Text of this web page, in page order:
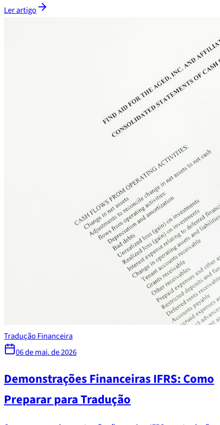
Ler artigo
Tradução Financeira
06 de mai. de 2026
Demonstrações Financeiras IFRS: Como
Preparar para Tradução